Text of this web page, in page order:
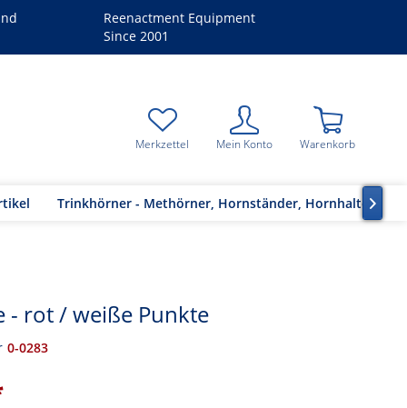
Reenactment Equipment
Since 2001
Merkzettel Mein Konto Warenkorb
Trinkhörner - Methörner, Hornständer, Hornhalter
- rot / weiße Punkte
0-0283